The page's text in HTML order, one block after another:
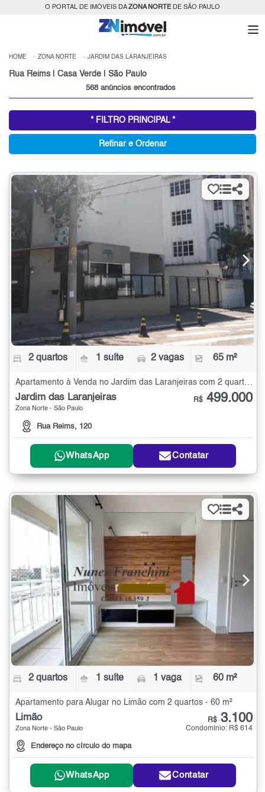
O PORTAL DE IMÓVEIS DAZONA NORTEDE SÃO PAULO
HOME ZONA NORTE JARDIM DAS LARANJEIRAS
Rua Reims | Casa Verde | São Paulo
568 anúncios encontrados
* FILTRO PRINCIPAL *
Refinar e Ordenar
2 quartos 1 suíte 2 vagas 65 m²
Apartamento à Venda no Jardim das Laranjeiras com 2 quartos - 65 m²
Jardim das Laranjeiras
Zona Norte - São Paulo
Rua Reims, 120
R$ 499.000
WhatsApp Contatar
2 quartos 1 suíte 1 vaga 60 m²
Apartamento para Alugar no Limão com 2 quartos - 60 m²
Limão
Zona Norte - São Paulo
Endereço no círculo do mapa
R$ 3.100
Condomínio: R$ 614
WhatsApp Contatar